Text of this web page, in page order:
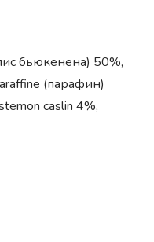
бьюкенена) 50%,
(парафин)
caslin 4%,